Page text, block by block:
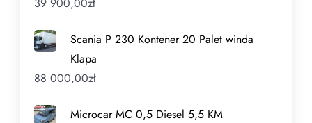
Scania P 230 Kontener 20 Palet winda
Klapa
88 000,00zł
Microcar MC 0,5 Diesel 5,5 KM